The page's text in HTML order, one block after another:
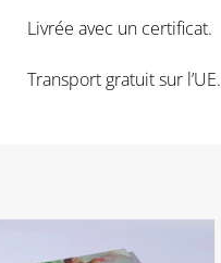
Livrée avec un certificat.
Transport gratuit sur l’UE.